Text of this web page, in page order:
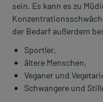
sein. Es kann es zu
der Bedarf außerdem
Sportler,
ältere Menschen,
Veganer und
Schwangere und